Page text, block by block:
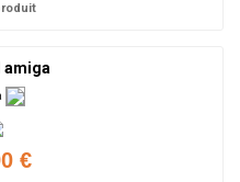
amiga
€